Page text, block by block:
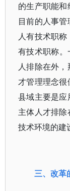
的生产职能
目前的人事
人有技术职
有技术职称
人排除在外
才管理理念
县域主要是
主体人才排
技术环境的建
三、改革